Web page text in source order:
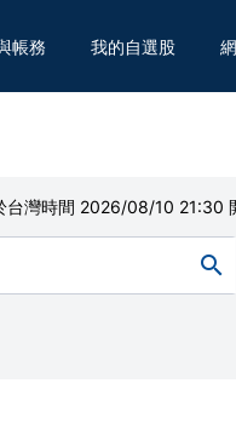
帳務 我的自選股
台灣時間 2026/08/10 21:30